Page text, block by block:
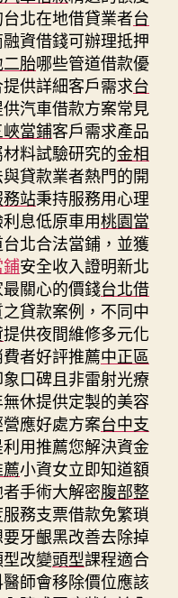
北在地借貸業者台
資借錢可辦理抵押
胎哪些管道借款優
供詳細客戶需求台
汽車借款方案常見
峽當鋪客戶需求產品
料試驗研究的金相
貸款業者熱門的開
務站秉持服務用心理
息低原車用桃園當
北合法當鋪，並獲
安全收入證明新北
關心的價錢台北借
貸款案例，不同中
提供夜間維修多元化
者好評推薦中正區
口碑且非雷射光療
休提供定製的美容
應好處方案台中支
用推薦您解決資金
小資女立即知道額
手術大解密腹部整
務支票借款免繁瑣
牙齦黑改善去除掉
改變頭型課程適合
師會移除價位應該